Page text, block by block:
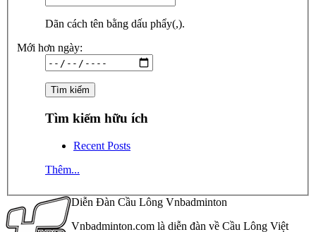
Dãn cách tên bằng dấu phẩy(,).
Mới hơn ngày:
Tìm kiếm hữu ích
Recent Posts
Thêm...
Diễn Đàn Cầu Lông Vnbadminton
Vnbadminton.com là diễn đàn về Cầu Lông Việt